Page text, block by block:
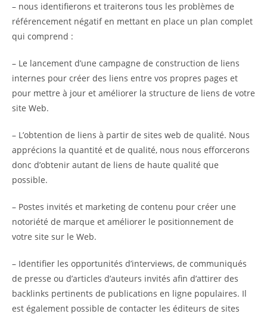
– nous identifierons et traiterons tous les problèmes de
référencement négatif en mettant en place un plan complet
qui comprend :
– Le lancement d’une campagne de construction de liens
internes pour créer des liens entre vos propres pages et
pour mettre à jour et améliorer la structure de liens de votre
site Web.
– L’obtention de liens à partir de sites web de qualité. Nous
apprécions la quantité et de qualité, nous nous efforcerons
donc d’obtenir autant de liens de haute qualité que
possible.
– Postes invités et marketing de contenu pour créer une
notoriété de marque et améliorer le positionnement de
votre site sur le Web.
– Identifier les opportunités d’interviews, de communiqués
de presse ou d’articles d’auteurs invités afin d’attirer des
backlinks pertinents de publications en ligne populaires. Il
est également possible de contacter les éditeurs de sites